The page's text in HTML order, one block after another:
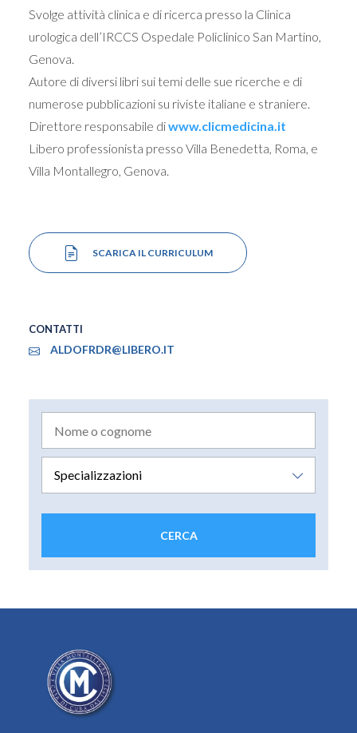
Svolge attività clinica e di ricerca presso la Clinica
urologica dell’IRCCS Ospedale Policlinico San Martino,
Genova.
Autore di diversi libri sui temi delle sue ricerche e di
numerose pubblicazioni su riviste italiane e straniere.
Direttore responsabile diwww.clicmedicina.it
Libero professionista presso Villa Benedetta, Roma, e
Villa Montallegro, Genova.
SCARICA IL CURRICULUM
CONTATTI
ALDOFRDR@LIBERO.IT